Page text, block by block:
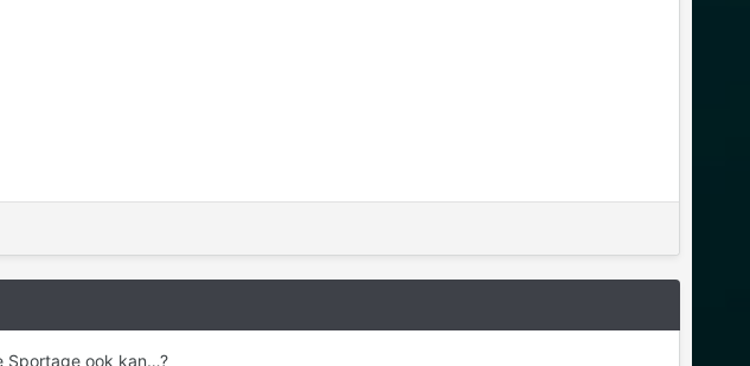
Sportage ook kan…?